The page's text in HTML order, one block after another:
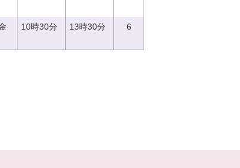
10時30分 13時30分 6